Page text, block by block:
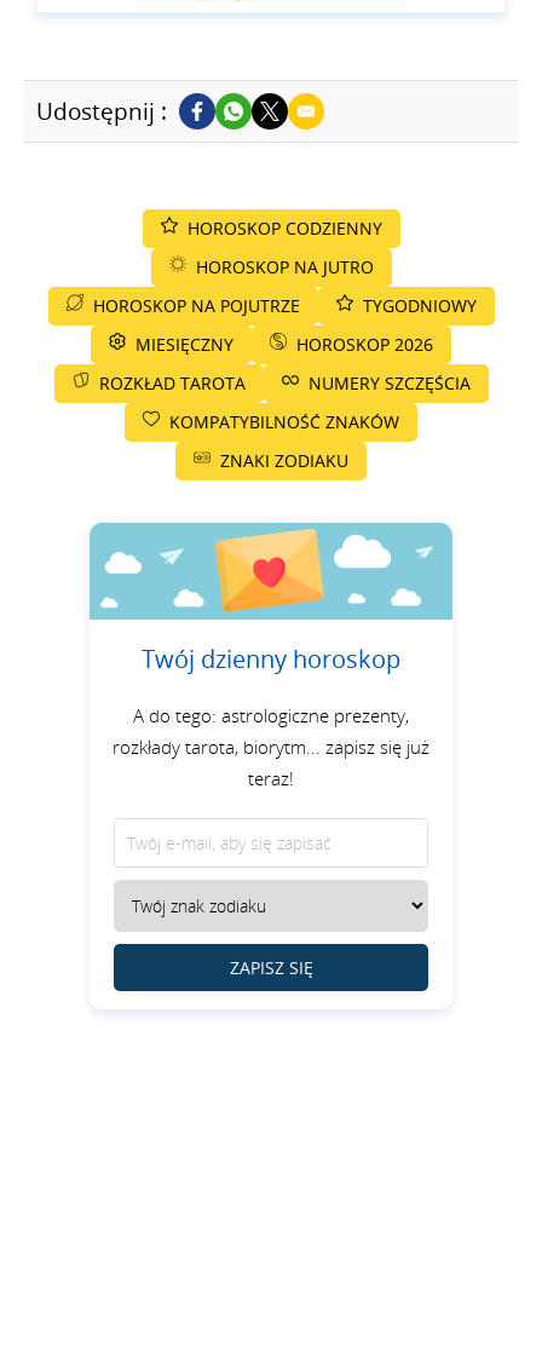
Udostępnij :
HOROSKOP CODZIENNY
HOROSKOP NA JUTRO
HOROSKOP NA POJUTRZE
TYGODNIOWY
MIESIĘCZNY
HOROSKOP 2026
ROZKŁAD TAROTA
NUMERY SZCZĘŚCIA
KOMPATYBILNOŚĆ ZNAKÓW
ZNAKI ZODIAKU
Twój dzienny horoskop
A do tego: astrologiczne prezenty,
rozkłady tarota, biorytm... zapisz się już
teraz!
ZAPISZ SIĘ